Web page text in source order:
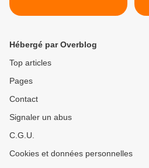
Hébergé par Overblog
Top articles
Pages
Contact
Signaler un abus
C.G.U.
Cookies et données personnelles